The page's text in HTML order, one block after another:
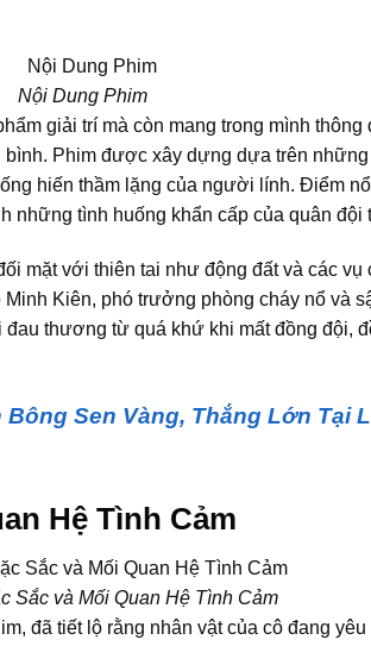
Nội Dung Phim
giải trí mà còn mang trong mình
Phim được xây dựng dựa trên
hiến thầm lặng của người lính. Điểm
những tình huống khẩn cấp của quân đội
mặt với thiên tai như động đất và các
Kiên, phó trưởng phòng cháy nổ và
thương từ quá khứ khi mất đồng đội,
Sen Vàng, Thắng Lớn Tại
Hệ Tình Cảm
Sắc và Mối Quan Hệ Tình Cảm
đã tiết lộ rằng nhân vật của cô đang